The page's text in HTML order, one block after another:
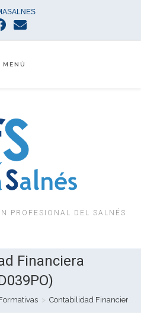
MENÚ
PROFESIONAL DEL SALNÉS
Financiera
> Contabilidad Financiera